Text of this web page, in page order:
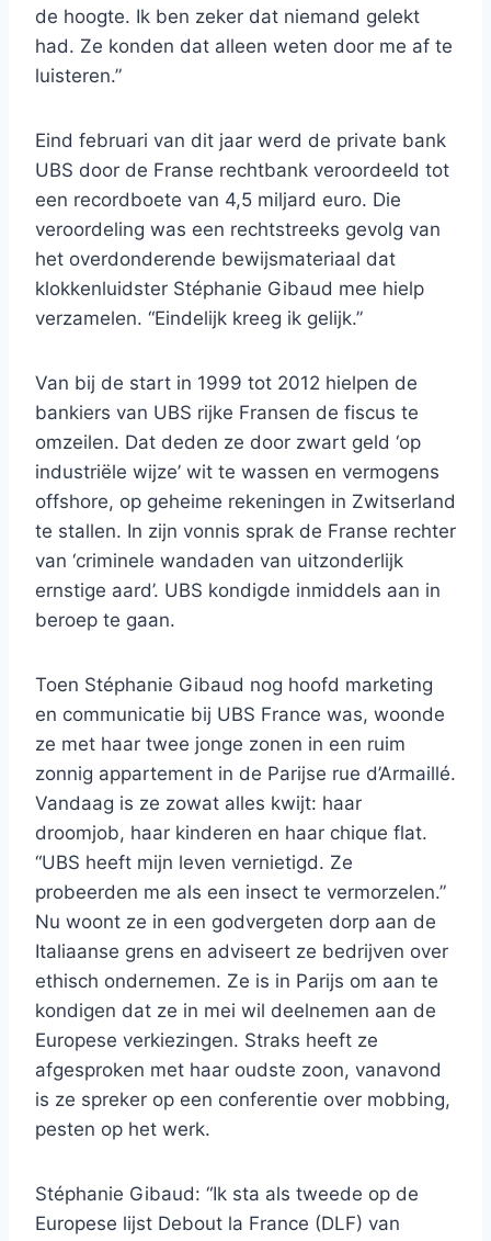
de hoogte. Ik ben zeker dat niemand gelekt
had. Ze konden dat alleen weten door me af te
luisteren.”
Eind februari van dit jaar werd de private bank
UBS door de Franse rechtbank veroordeeld tot
een recordboete van 4,5 miljard euro. Die
veroordeling was een rechtstreeks gevolg van
het overdonderende bewijsmateriaal dat
klokkenluidster Stéphanie Gibaud mee hielp
verzamelen. “Eindelijk kreeg ik gelijk.”
Van bij de start in 1999 tot 2012 hielpen de
bankiers van UBS rijke Fransen de fiscus te
omzeilen. Dat deden ze door zwart geld ‘op
industriële wijze’ wit te wassen en vermogens
offshore, op geheime rekeningen in Zwitserland
te stallen. In zijn vonnis sprak de Franse rechter
van ‘criminele wandaden van uitzonderlijk
ernstige aard’. UBS kondigde inmiddels aan in
beroep te gaan.
Toen Stéphanie Gibaud nog hoofd marketing
en communicatie bij UBS France was, woonde
ze met haar twee jonge zonen in een ruim
zonnig appartement in de Parijse rue d’Armaillé.
Vandaag is ze zowat alles kwijt: haar
droomjob, haar kinderen en haar chique flat.
“UBS heeft mijn leven vernietigd. Ze
probeerden me als een insect te vermorzelen.”
Nu woont ze in een godvergeten dorp aan de
Italiaanse grens en adviseert ze bedrijven over
ethisch ondernemen. Ze is in Parijs om aan te
kondigen dat ze in mei wil deelnemen aan de
Europese verkiezingen. Straks heeft ze
afgesproken met haar oudste zoon, vanavond
is ze spreker op een conferentie over mobbing,
pesten op het werk.
Stéphanie Gibaud: “Ik sta als tweede op de
Europese lijst Debout la France (DLF) van